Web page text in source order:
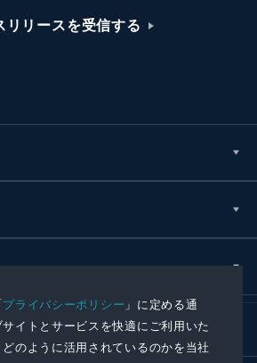
プライバシーポリシー 」に定める通
サイトとサービスを快適にご利用いた
のように活用されているのかを当社
リリースを受信する